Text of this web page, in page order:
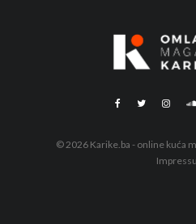
© 2026 Karike.ba - online kuća